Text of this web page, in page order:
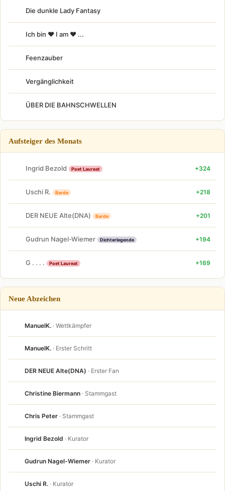
Die dunkle Lady Fantasy
Ich bin ♥ I am ♥ ...
Feenzauber
Vergänglichkeit
ÜBER DIE BAHNSCHWELLEN
Aufsteiger des Monats
Ingrid Bezold Poet Laureat +324
Uschi R. Barde +218
DER NEUE Alte(DNA) Barde +201
Gudrun Nagel-Wiemer Dichterlegende +194
G . . . . Poet Laureat +169
Neue Abzeichen
ManuelK. · Wettkämpfer
ManuelK. · Erster Schritt
DER NEUE Alte(DNA) · Erster Fan
Christine Biermann · Stammgast
Chris Peter · Stammgast
Ingrid Bezold · Kurator
Gudrun Nagel-Wiemer · Kurator
Uschi R. · Kurator